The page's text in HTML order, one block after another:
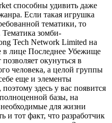
способны удивить даже
Если такая игрушка
тематики, то
Тематика зомби-
Tech Network Limited на
в лице Последнее Убежище
окунуться в
человека, а целой группы
еще и элементы
здесь у вас появится
базы, на
для жизни
и тот факт, что разработчик